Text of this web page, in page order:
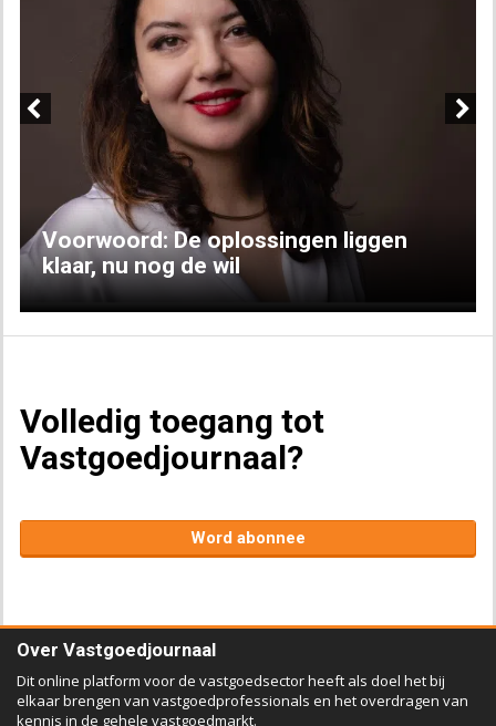
Voorwoord: De oplossingen liggen
klaar, nu nog de wil
Volledig toegang tot
Vastgoedjournaal?
Word abonnee
Over Vastgoedjournaal
Dit online platform voor de vastgoedsector heeft als doel het bij
elkaar brengen van vastgoedprofessionals en het overdragen van
kennis in de gehele vastgoedmarkt.